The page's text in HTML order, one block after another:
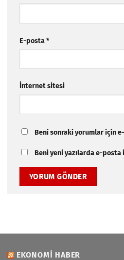
E-posta*
İnternet sitesi
Beni sonraki yorumlar için
Beni yeni yazılarda e-
EKONOMI HABER